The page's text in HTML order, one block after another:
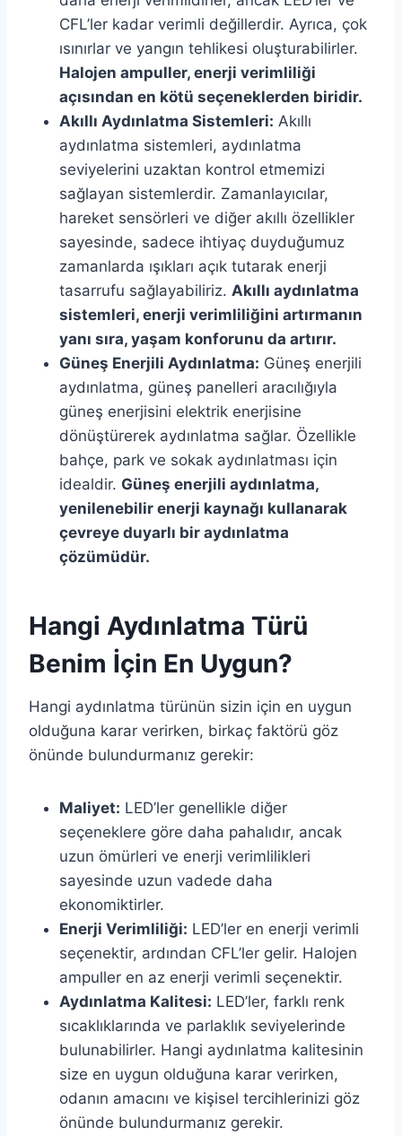
CFL’ler kadar verimli değillerdir. Ayrıca, çok
ısınırlar ve yangın tehlikesi oluşturabilirler.
Halojen ampuller, enerji verimliliği
açısından en kötü seçeneklerden biridir.
Akıllı Aydınlatma Sistemleri: Akıllı
aydınlatma sistemleri, aydınlatma
seviyelerini uzaktan kontrol etmemizi
sağlayan sistemlerdir. Zamanlayıcılar,
hareket sensörleri ve diğer akıllı özellikler
sayesinde, sadece ihtiyaç duyduğumuz
zamanlarda ışıkları açık tutarak enerji
tasarrufu sağlayabiliriz. Akıllı aydınlatma
sistemleri, enerji verimliliğini artırmanın
yanı sıra, yaşam konforunu da artırır.
Güneş Enerjili Aydınlatma: Güneş enerjili
aydınlatma, güneş panelleri aracılığıyla
güneş enerjisini elektrik enerjisine
dönüştürerek aydınlatma sağlar. Özellikle
bahçe, park ve sokak aydınlatması için
idealdir. Güneş enerjili aydınlatma,
yenilenebilir enerji kaynağı kullanarak
çevreye duyarlı bir aydınlatma
çözümüdür.
Hangi Aydınlatma Türü
Benim İçin En Uygun?
Hangi aydınlatma türünün sizin için en uygun
olduğuna karar verirken, birkaç faktörü göz
önünde bulundurmanız gerekir:
Maliyet: LED’ler genellikle diğer
seçeneklere göre daha pahalıdır, ancak
uzun ömürleri ve enerji verimlilikleri
sayesinde uzun vadede daha
ekonomiktirler.
Enerji Verimliliği: LED’ler en enerji verimli
seçenektir, ardından CFL’ler gelir. Halojen
ampuller en az enerji verimli seçenektir.
Aydınlatma Kalitesi: LED’ler, farklı renk
sıcaklıklarında ve parlaklık seviyelerinde
bulunabilirler. Hangi aydınlatma kalitesinin
size en uygun olduğuna karar verirken,
odanın amacını ve kişisel tercihlerinizi göz
önünde bulundurmanız gerekir.